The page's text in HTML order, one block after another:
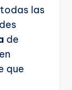
las
de
que